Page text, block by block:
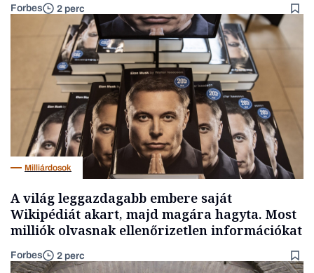
Forbes 2 perc
Milliárdosok
A világ leggazdagabb embere saját
Wikipédiát akart, majd magára hagyta. Most
milliók olvasnak ellenőrizetlen információkat
Forbes 2 perc